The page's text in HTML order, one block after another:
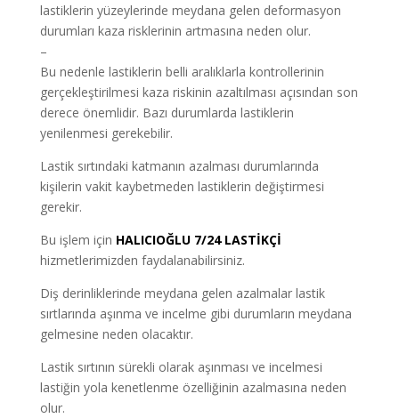
lastiklerin yüzeylerinde meydana gelen deformasyon
durumları kaza risklerinin artmasına neden olur.
–
Bu nedenle lastiklerin belli aralıklarla kontrollerinin
gerçekleştirilmesi kaza riskinin azaltılması açısından son
derece önemlidir. Bazı durumlarda lastiklerin
yenilenmesi gerekebilir.
Lastik sırtındaki katmanın azalması durumlarında
kişilerin vakit kaybetmeden lastiklerin değiştirmesi
gerekir.
Bu işlem için HALICIOĞLU 7/24 LASTİKÇİ
hizmetlerimizden faydalanabilirsiniz.
Diş derinliklerinde meydana gelen azalmalar lastik
sırtlarında aşınma ve incelme gibi durumların meydana
gelmesine neden olacaktır.
Lastik sırtının sürekli olarak aşınması ve incelmesi
lastiğin yola kenetlenme özelliğinin azalmasına neden
olur.